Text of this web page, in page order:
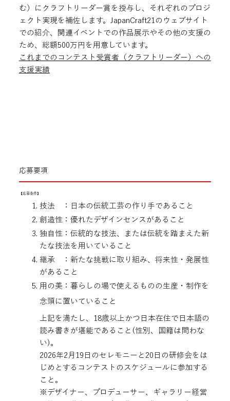
応募要項
【応募条件】
技法 ：日本の伝統工芸の作り手であること
創造性：優れたデザインセンスがあること
独自性：伝統的な技法、または伝統を踏まえた新
たな技法を用いていること
継承 ：新たな挑戦に取り組み、将来性・発展性
があること
用の美：暮らしの場で使えるものの生産・制作を
念頭に置いていること​
上記を満たし、18歳以上かつ日本在住で日本語の
読み書きが堪能であること(性別、国籍は問わな
い)。
​2026年2月19日のセレモニーと20日の研修会をは
じめとするコンテストのスケジュールに参加する
こと。
​※デザイナー、プロデューサー、ギャラリー経営
む）にクラフトリーダー賞を授与し、それぞれのプロジ
ェクト実現を補佐します。JapanCraft21のウェブサイト
での紹介、関連イベントでの作品展示やその他の支援の
ため、総額500万円を用意しています。
これまでのコンテスト受賞者（クラフトリーダー）への
支援実績